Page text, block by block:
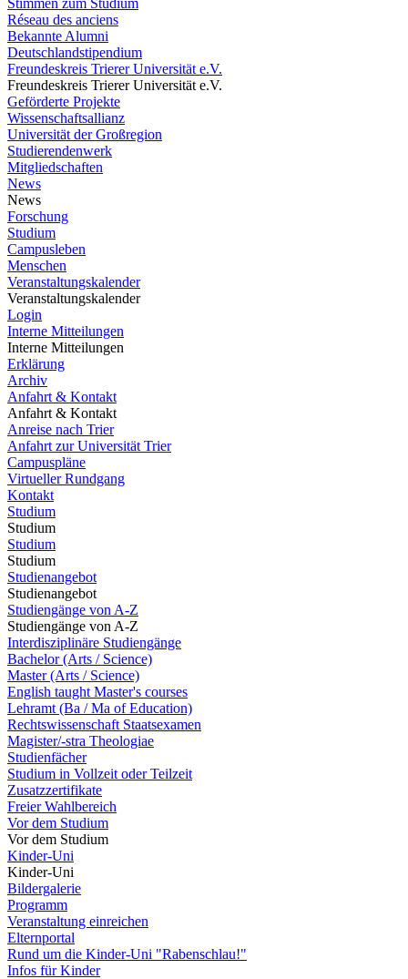
Stimmen zum Studium
Réseau des anciens
Bekannte Alumni
Deutschlandstipendium
Freundeskreis Trierer Universität e.V.
Freundeskreis Trierer Universität e.V.
Geförderte Projekte
Wissenschaftsallianz
Universität der Großregion
Studierendenwerk
Mitgliedschaften
News
News
Forschung
Studium
Campusleben
Menschen
Veranstaltungskalender
Veranstaltungskalender
Login
Interne Mitteilungen
Interne Mitteilungen
Erklärung
Archiv
Anfahrt & Kontakt
Anfahrt & Kontakt
Anreise nach Trier
Anfahrt zur Universität Trier
Campuspläne
Virtueller Rundgang
Kontakt
Studium
Studium
Studium
Studium
Studienangebot
Studienangebot
Studiengänge von A-Z
Studiengänge von A-Z
Interdisziplinäre Studiengänge
Bachelor (Arts / Science)
Master (Arts / Science)
English taught Master's courses
Lehramt (Ba / Ma of Education)
Rechtswissenschaft Staatsexamen
Magister/-stra Theologiae
Studienfächer
Studium in Vollzeit oder Teilzeit
Zusatzzertifikate
Freier Wahlbereich
Vor dem Studium
Vor dem Studium
Kinder-Uni
Kinder-Uni
Bildergalerie
Programm
Veranstaltung einreichen
Elternportal
Rund um die Kinder-Uni "Rabenschlau!"
Infos für Kinder